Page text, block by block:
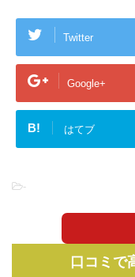
Twitter
Google+
B! はてブ
-
口コミで